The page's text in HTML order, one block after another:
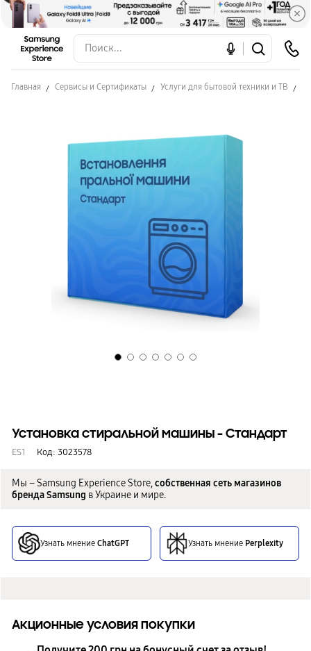
Главная Сервисы и Сертификаты Услуги для бытовой техники и ТВ
Установка стиральной машины - Стандарт
ES1 Код: 3023578
Мы – Samsung Experience Store,собственная сеть магазинов
бренда Samsung в Украине и мире.
Узнать мнение ChatGPT Узнать мнение Perplexity
Акционные условия покупки